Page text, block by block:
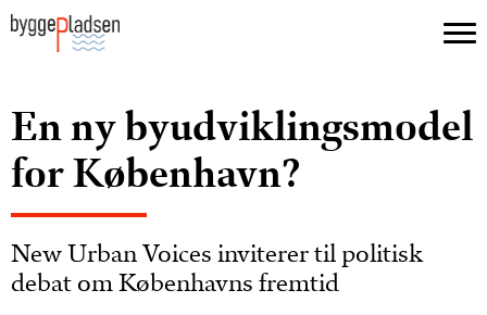
En ny byudviklingsmodel
for København?
New Urban Voices inviterer til politisk
debat om Københavns fremtid